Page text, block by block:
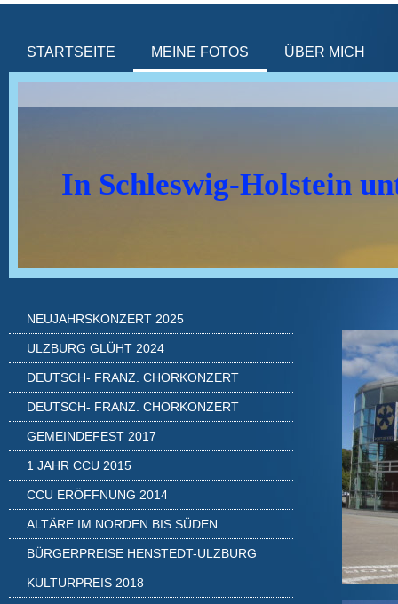
STARTSEITE MEINE FOTOS ÜBER MICH
In Schleswig-Holstein
NEUJAHRSKONZERT 2025
ULZBURG GLÜHT 2024
DEUTSCH- FRANZ. CHORKONZERT
DEUTSCH- FRANZ. CHORKONZERT
GEMEINDEFEST 2017
1 JAHR CCU 2015
CCU ERÖFFNUNG 2014
ALTÄRE IM NORDEN BIS SÜDEN
BÜRGERPREISE HENSTEDT-ULZBURG
KULTURPREIS 2018